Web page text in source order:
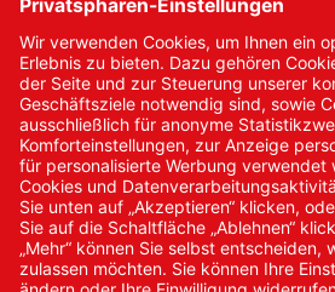
Kontakt
Kontakt/Anfrage
Neukundenanmeldung
Kennwort vergessen
Bestellungen